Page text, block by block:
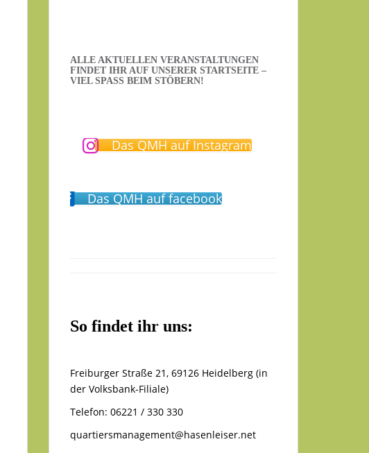
ALLE AKTUELLEN VERANSTALTUNGEN
FINDET IHR AUF UNSERER STARTSEITE –
VIEL SPASS BEIM STÖBERN!
Das QMH auf Instagram
Das QMH auf facebook
So findet ihr uns:
Freiburger Straße 21, 69126 Heidelberg (in
der Volksbank-Filiale)
Telefon: 06221 / 330 330
quartiersmanagement@hasenleiser.net